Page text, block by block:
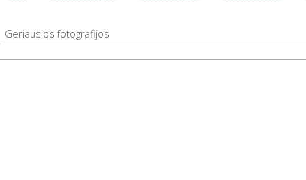
Geriausios fotografijos